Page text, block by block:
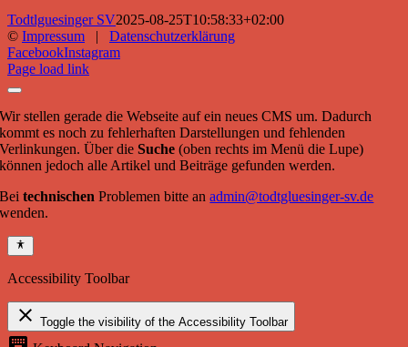
Todtlguesinger SV2025-08-25T10:58:33+02:00
© Impressum | Datenschutzerklärung
FacebookInstagram
Page load link
Wir stellen gerade die Webseite auf ein neues CMS um. Dadurch
kommt es noch zu fehlerhaften Darstellungen und fehlenden
Verlinkungen. Über dieSuche (oben rechts im Menü die Lupe)
können jedoch alle Artikel und Beiträge gefunden werden.
Beitechnischen Problemen bitte anadmin@todtgluesinger-sv.de
wenden.
Accessibility Toolbar
close Toggle the visibility of the Accessibility Toolbar